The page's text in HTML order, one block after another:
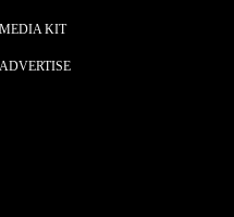
MEDIA KIT
ADVERTISE